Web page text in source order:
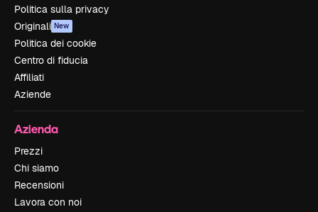
Politica sulla privacy
Originali New
Politica dei cookie
Centro di fiducia
Affiliati
Aziende
Azienda
Prezzi
Chi siamo
Recensioni
Lavora con noi